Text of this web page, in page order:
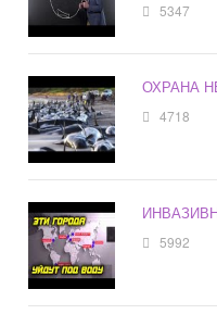
5347
ОХРАНА
4718
5992